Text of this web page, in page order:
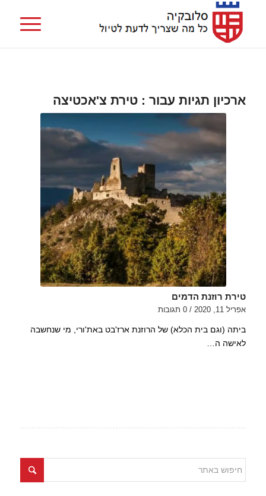
ארכיון תגיות עבור : טירת צ'אכטיצה
טירת רוזנת הדמים
אפריל 11, 2020 / 0 תגובות
ביתה (וגם בית הכלא) של הרוזנת ארז'בט באת'ורי, מי שנחשבה
לאישה ה…